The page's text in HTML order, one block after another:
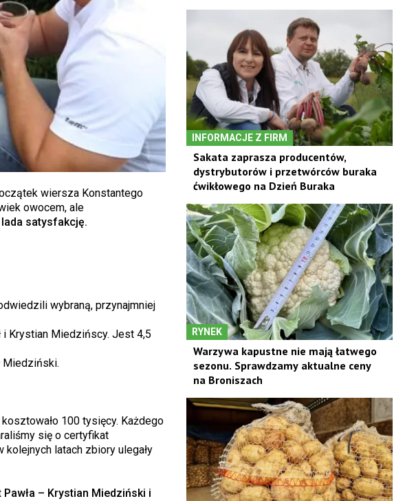
wiersza Konstantego
owocem, ale
satysfakcję.
wybraną, przynajmniej
i Krystian Miedzińscy. Jest 4,5
Miedziński.
100 tysięcy. Każdego
się o certyfikat
latach zbiory ulegały
– Krystian Miedziński i
INFORMACJE Z FIRM
Sakata zaprasza producentów,
dystrybutorów i przetwórców buraka
ćwikłowego na Dzień Buraka
RYNEK
Warzywa kapustne nie mają łatwego
sezonu. Sprawdzamy aktualne ceny
na Broniszach